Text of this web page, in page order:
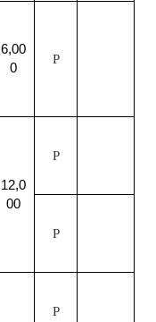
6,00
0
P
12,0
00
P
P
P